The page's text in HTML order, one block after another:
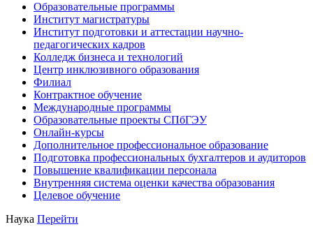
Образовательные программы
Институт магистратуры
Институт подготовки и аттестации научно-
педагогических кадров
Колледж бизнеса и технологий
Центр инклюзивного образования
Филиал
Контрактное обучение
Международные программы
Образовательные проекты СПбГЭУ
Онлайн-курсы
Дополнительное профессиональное образование
Подготовка профессиональных бухгалтеров и аудиторов
Повышение квалификации персонала
Внутренняя система оценки качества образования
Целевое обучение
Наука Перейти